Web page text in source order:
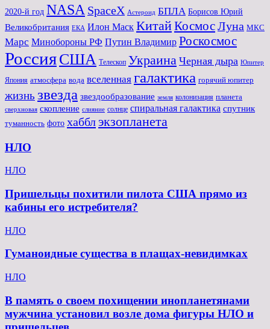
2020-й год NASA SpaceX Астероид БПЛА Борисов Юрий
Великобритания ЕКА Илон Маск КитайКосмосЛуна МКС
Марс Минoбороны РФ Путин Владимир Роскосмос
РоссияСША Телескоп Украина Черная дыра Юпитер
Япония атмосфера вода вселенная галактика горячий юпитер
жизнь звезда звездообразование земля колонизация планета
сверхновая скопление слияние солнце спиральная галактика спутник
туманность фото хаббл экзопланета
НЛО
НЛО
Пришельцы похитили пилота США прямо из
кабины его истребителя?
НЛО
Гуманоидные существа в плащах-невидимках
НЛО
В память о своем похищении инопланетянами
мужчина установил возле дома фигуры НЛО и